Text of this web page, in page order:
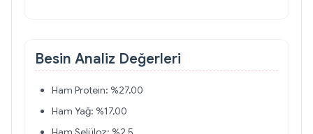
Besin Analiz Değerleri
Ham Protein: %27,00
Ham Yağ: %17,00